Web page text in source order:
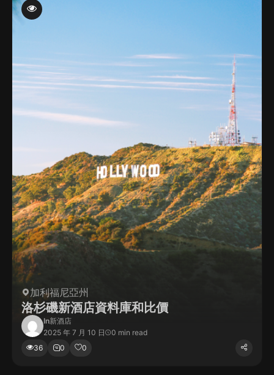
加利福尼亞州
洛杉磯新酒店資料庫和比價
In新酒店
2025 年 7 月 10 日
0 min read
36
0 0